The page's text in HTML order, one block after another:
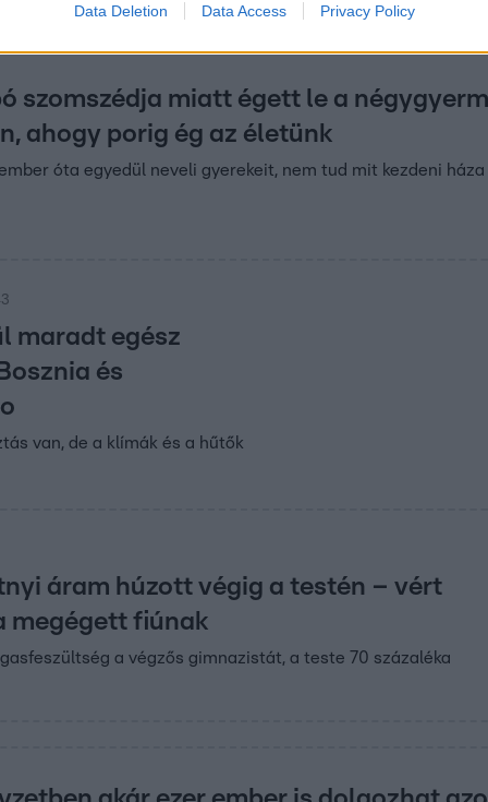
Data Deletion Data Access Privacy Policy
szomszédja miatt égett le a
ahogy porig ég az életünk
óta egyedül neveli gyerekeit, nem tud mit kezdeni
maradt egész
és
van, de a klímák és a hűtők
áram húzott végig a testén – vért
megégett fiúnak
a végzős gimnazistát, a teste 70 százaléka